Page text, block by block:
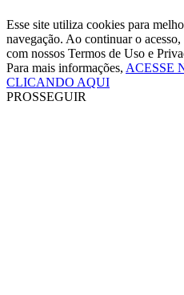
Esse site utiliza cookies para
navegação. Ao continuar o
com nossos Termos de Uso e
Para mais informações, ACESSE
CLICANDO AQUI
PROSSEGUIR